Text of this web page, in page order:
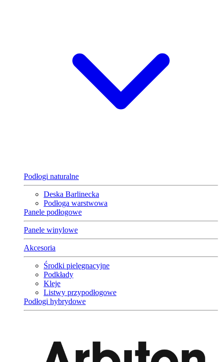
Podłogi naturalne
Deska Barlinecka
Podłoga warstwowa
Panele podłogowe
Panele winylowe
Akcesoria
Środki pielęgnacyjne
Podkłady
Kleje
Listwy przypodłogowe
Podłogi hybrydowe